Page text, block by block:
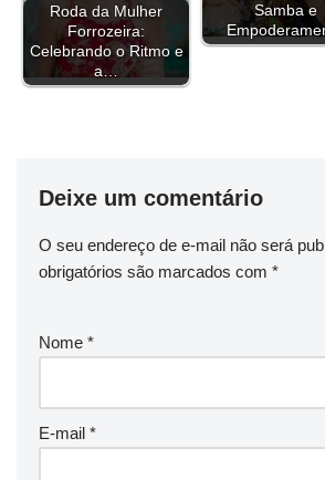
Roda da Mulher
Forrozeira:
Celebrando o Ritmo e
a…
Samba e
Deixe um comentário
O seu endereço de e-mail não será
obrigatórios são marcados com *
Nome *
E-mail *